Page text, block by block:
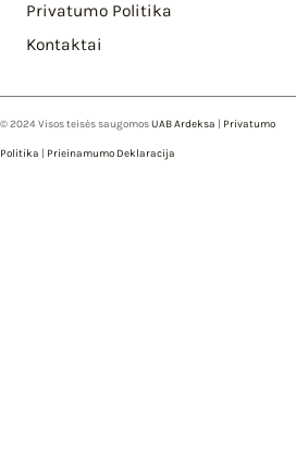
Privatumo Politika
Kontaktai
© 2024 Visos teisės saugomosUAB Ardeksa | Privatumo
Politika | Prieinamumo Deklaracija